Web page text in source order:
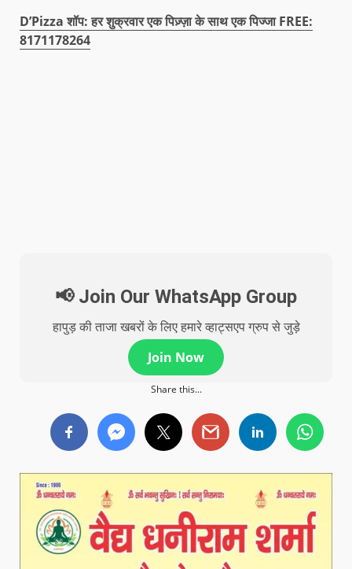
D’Pizza शॉप: हर शुक्रवार एक पिज़्ज़ा के साथ एक पिज्जा FREE:
8171178264
📢 Join Our WhatsApp Group
हापुड़ की ताजा खबरों के लिए हमारे व्हाट्सएप ग्रुप से जुड़े
Join Now
Share this...